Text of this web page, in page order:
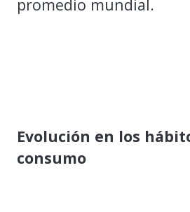
promedio mundial.
Evolución en los
consumo